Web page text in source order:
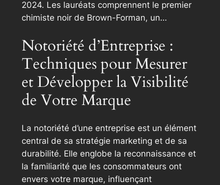
2024. Les lauréats comprennent le premier
chimiste noir de Brown-Forman, un…
Notoriété d’Entreprise :
Techniques pour Mesurer
et Développer la Visibilité
de Votre Marque
La notoriété d’une entreprise est un élément
central de sa stratégie marketing et de sa
durabilité. Elle englobe la reconnaissance et
la familiarité que les consommateurs ont
envers votre marque, influençant